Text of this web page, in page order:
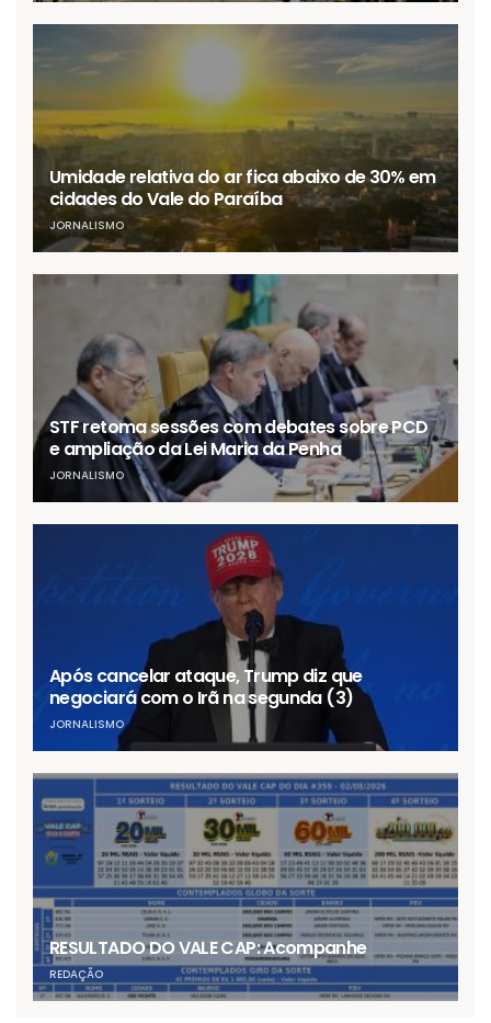
Umidade relativa do ar fica abaixo de 30% em
cidades do Vale do Paraíba
JORNALISMO
STF retoma sessões com debates sobre PCD
e ampliação da Lei Maria da Penha
JORNALISMO
Após cancelar ataque, Trump diz que
negociará com o Irã na segunda (3)
JORNALISMO
RESULTADO DO VALE CAP: Acompanhe
REDAÇÃO